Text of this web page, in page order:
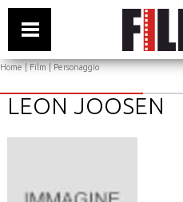
Home|Film| Personaggio
LEON JOOSEN